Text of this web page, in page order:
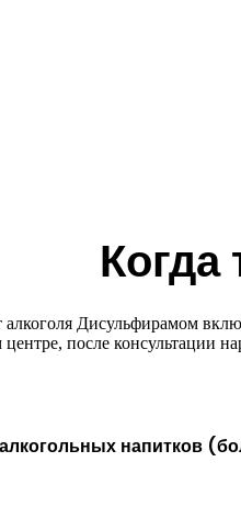
Когда
Дисульфирамом
центре, после консультации
напитков